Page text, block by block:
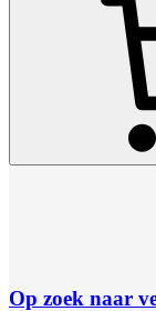
Op zoek naar